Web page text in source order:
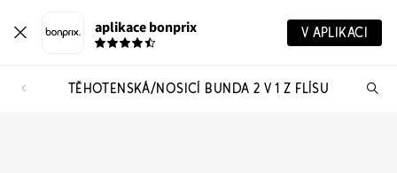
aplikace bonprix V APLIKACI
TĚHOTENSKÁ/NOSICÍ BUNDA 2 V 1 Z FLÍSU